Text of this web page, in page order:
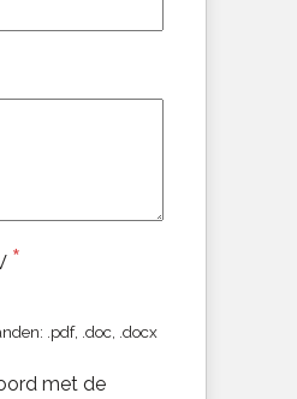
*
.pdf, .doc, .docx
met de